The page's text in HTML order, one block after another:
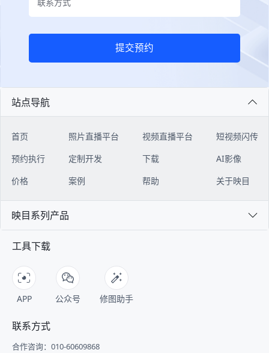
提交预约
站点导航
首页
预约执行
价格
照片直播平台
定制开发
案例
视频直播平台
下载
帮助
短视频闪传
AI影像
关于映目
映目系列产品
工具下载
APP 公众号 修图助手
联系方式
合作咨询：010-60609868